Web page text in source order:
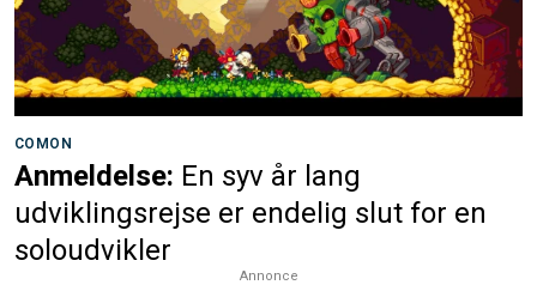
COMON
Anmeldelse: En syv år lang
udviklingsrejse er endelig slut for en
soloudvikler
Annonce